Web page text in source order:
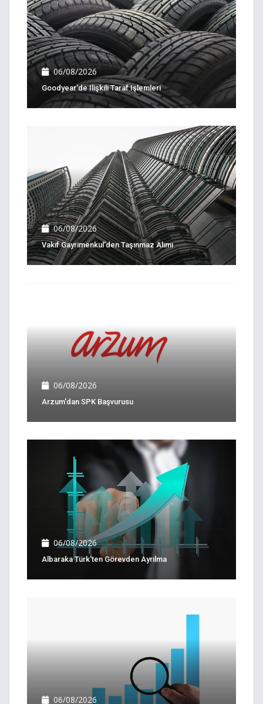
06/08/2026
Goodyear'de Ilişkili Taraf Işlemleri
06/08/2026
Vakıf Gayrimenkul'den Taşınmaz Alımı
06/08/2026
Arzum'dan SPK Başvurusu
06/08/2026
Albaraka Türk'ten Görevden Ayrılma
06/08/2026